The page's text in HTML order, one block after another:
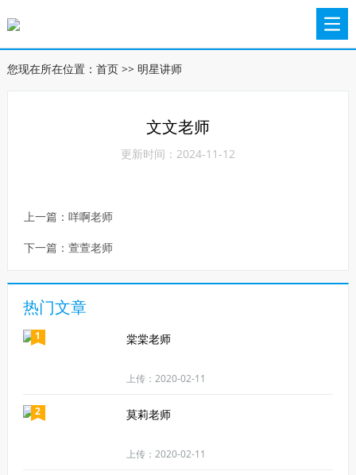
您现在所在位置： 首页>> 明星讲师
文文老师
更新时间：2024-11-12
上一篇： 咩啊老师
下一篇： 萱萱老师
热门文章
1 棠棠老师
上传：2020-02-11
2 莫莉老师
上传：2020-02-11